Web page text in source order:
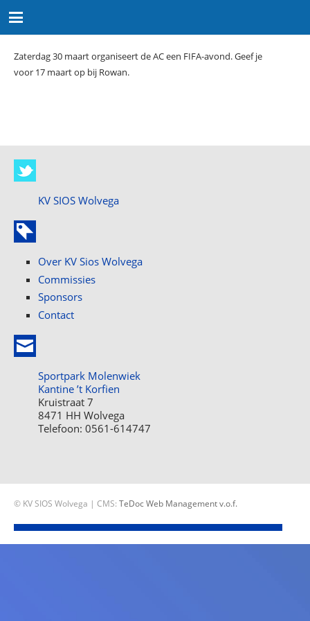
Zaterdag 30 maart organiseert de AC een FIFA-avond. Geef je
voor 17 maart op bij Rowan.
KV SIOS Wolvega
Over KV Sios Wolvega
Commissies
Sponsors
Contact
Sportpark Molenwiek
Kantine ’t Korfien
Kruistraat 7
8471 HH Wolvega
Telefoon: 0561-614747
© KV SIOS Wolvega | CMS: TeDoc Web Management v.o.f.